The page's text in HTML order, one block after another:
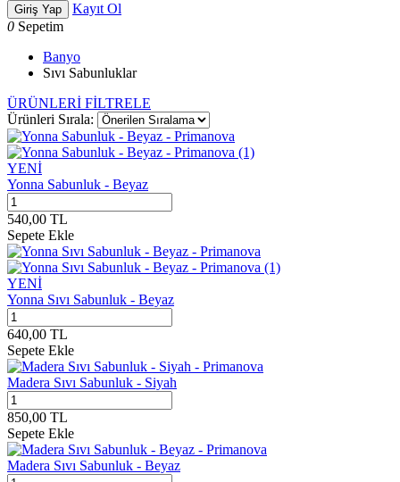
Giriş Yap
Kayıt Ol
0 Sepetim
Banyo
Sıvı Sabunluklar
ÜRÜNLERİ FİLTRELE
Ürünleri Sırala:
YENİ
Yonna Sabunluk - Beyaz
540,00 TL
Sepete Ekle
YENİ
Yonna Sıvı Sabunluk - Beyaz
640,00 TL
Sepete Ekle
Madera Sıvı Sabunluk - Siyah
850,00 TL
Sepete Ekle
Madera Sıvı Sabunluk - Beyaz